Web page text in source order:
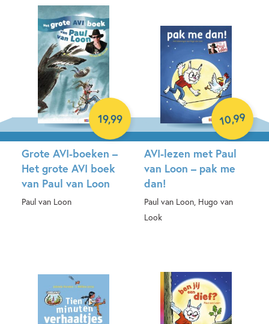
Prijs (oplopend)
Prijs (aflopend)
Grote AVI-boeken –
Het grote AVI boek
van Paul van Loon
Paul van Loon
19,99
AVI-lezen met Paul
van Loon – pak me
dan!
Paul van Loon, Hugo van
Look
10,99